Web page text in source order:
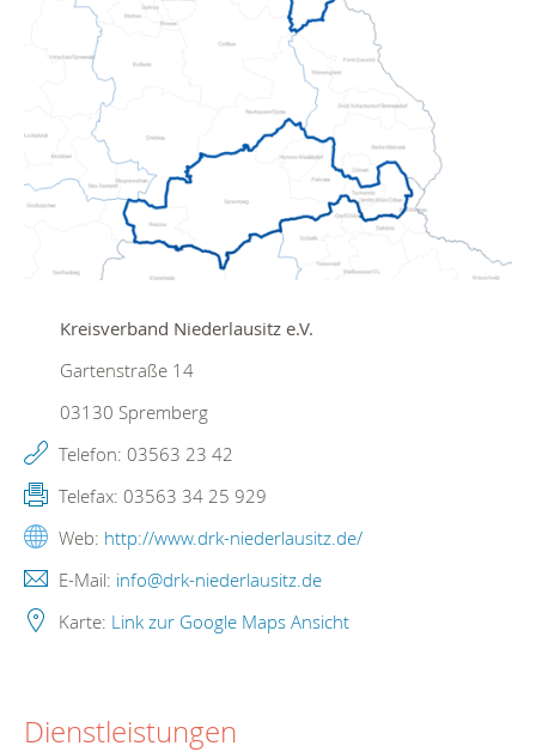
Kreisverband Niederlausitz e.V.
Gartenstraße 14
03130 Spremberg
Telefon: 03563 23 42
Telefax: 03563 34 25 929
Web: http://www.drk-niederlausitz.de/
E-Mail: info@drk-niederlausitz.de
Karte: Link zur Google Maps Ansicht
Dienstleistungen